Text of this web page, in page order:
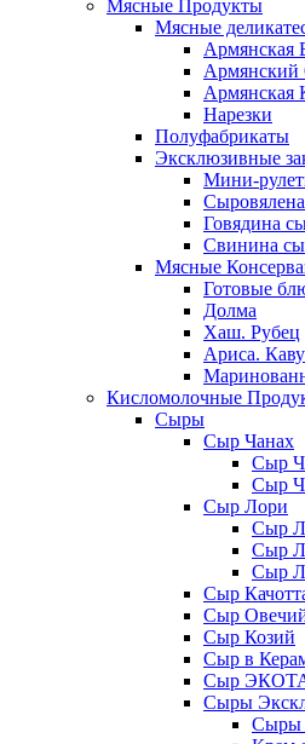
Мясные Продукты
Мясные
Армянская
Армянский
Армянская
Нарезки
Полуфабрикаты
Эксклюзивные
Мини-
Говядина
Свинина
Мясные
Готовые
Долма
Хаш. Рубец
Ариса.
Кисломолочные
Сыры
Сыр Чанах
Сыр
Сыр
Сыр Лори
Сыр
Сыр
Сыр
Сыр
Сыр
Сыр Козий
Сыр в
Сыр
Сыры
Сыры